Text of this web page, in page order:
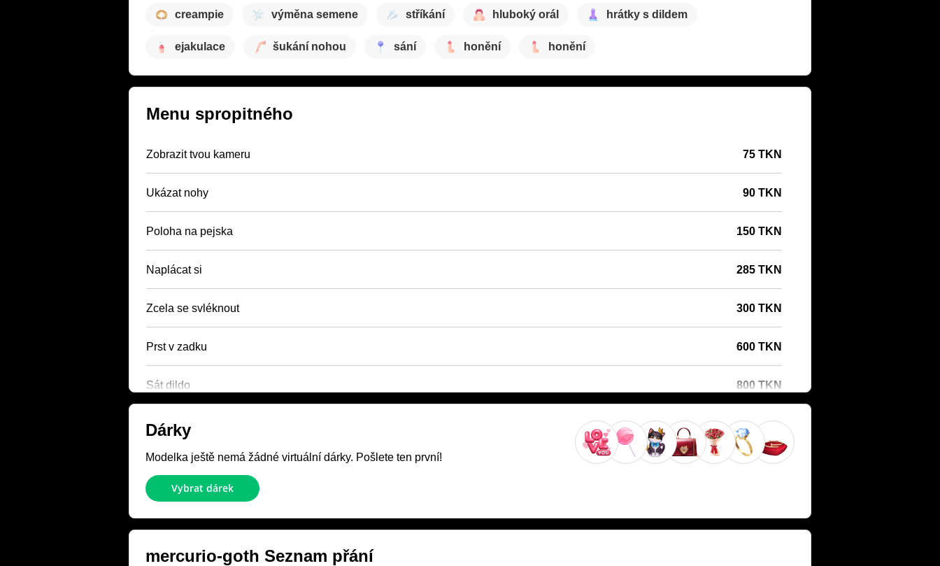
creampie výměna semene stříkání hluboký orál hrátky s dildem
ejakulace šukání nohou sání honění honění
Menu spropitného
Zobrazit tvou kameru 75 TKN
Ukázat nohy 90 TKN
Poloha na pejska 150 TKN
Naplácat si 285 TKN
Zcela se svléknout 300 TKN
Prst v zadku 600 TKN
Sát dildo 800 TKN
Dárky
Modelka ještě nemá žádné virtuální dárky. Pošlete ten první!
Vybrat dárek
mercurio-goth Seznam přání